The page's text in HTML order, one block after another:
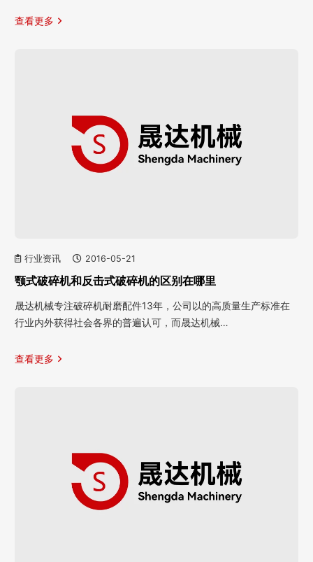
查看更多
行业资讯 2016-05-21
颚式破碎机和反击式破碎机的区别在哪里
晟达机械专注破碎机耐磨配件13年，公司以的高质量生产标准在
行业内外获得社会各界的普遍认可，而晟达机械…
查看更多